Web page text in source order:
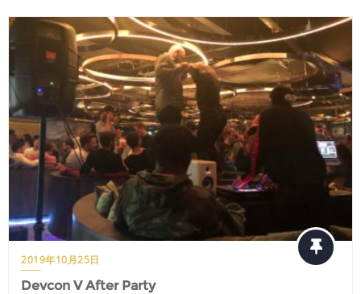
2019年10月25日
Devcon V After Party